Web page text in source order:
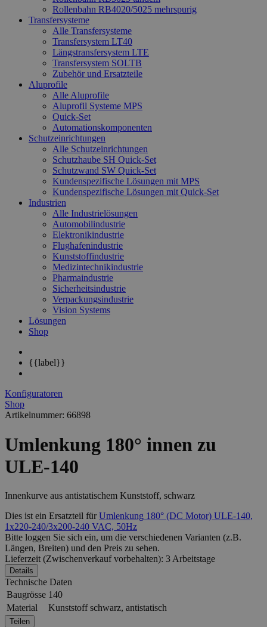
Rollenbahn RB4020/5025 mehrspurig
Transfersysteme
Alle Transfersysteme
Transfersystem LT40
Längstransfersystem LTE
Transfersystem SOLTB
Zubehör und Ersatzteile
Aluprofile
Alle Aluprofile
Aluprofil Systeme MPS
Quick-Set
Automationskomponenten
Schutzeinrichtungen
Alle Schutzeinrichtungen
Schutzhaube SH Quick-Set
Schutzwand SW Quick-Set
Kundenspezifische Lösungen mit MPS
Kundenspezifische Lösungen mit Quick-Set
Industrien
Alle Industrielösungen
Automobilindustrie
Elektronikindustrie
Flughafenindustrie
Kunststoffindustrie
Medizintechnikindustrie
Pharmaindustrie
Sicherheitsindustrie
Verpackungsindustrie
Vision Systems
Lösungen
Shop
{{label}}
Konfiguratoren
Shop
Artikelnummer: 66898
Umlenkung 180° innen zu
ULE-140
Innenkurve aus antistatischem Kunststoff, schwarz
Dies ist ein Ersatzteil fürUmlenkung 180° (DC Motor) ULE-140,
1x220-240/3x200-240 VAC, 50Hz
Bitte loggen Sie sich ein, um die verschiedenen Varianten (z.B.
Längen, Breiten) und den Preis zu sehen.
Lieferzeit (Zwischenverkauf vorbehalten): 3 Arbeitstage
Details
Technische Daten
Baugrösse 140
Material
Kunststoff schwarz, antistatisch
Teilen